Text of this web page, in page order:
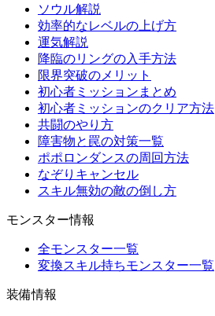
ソウル解説
効率的なレベルの上げ方
運気解説
降臨のリングの入手方法
限界突破のメリット
初心者ミッションまとめ
初心者ミッションのクリア方法
共闘のやり方
障害物と罠の対策一覧
ポポロンダンスの周回方法
なぞりキャンセル
スキル無効の敵の倒し方
モンスター情報
全モンスター一覧
変換スキル持ちモンスター一覧
装備情報